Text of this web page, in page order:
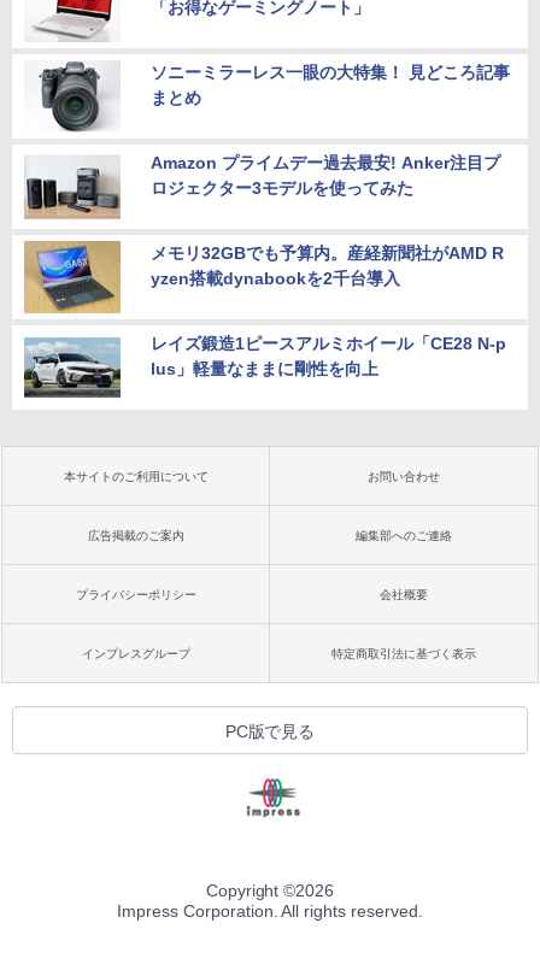
「お得なゲーミングノート」
ソニーミラーレス一眼の大特集！ 見どころ記事
まとめ
Amazon プライムデー過去最安! Anker注目プ
ロジェクター3モデルを使ってみた
メモリ32GBでも予算内。産経新聞社がAMD R
yzen搭載dynabookを2千台導入
レイズ鍛造1ピースアルミホイール「CE28 N-p
lus」軽量なままに剛性を向上
本サイトのご利用について お問い合わせ
広告掲載のご案内 編集部へのご連絡
プライバシーポリシー 会社概要
インプレスグループ 特定商取引法に基づく表示
PC版で見る
Copyright ©2026
Impress Corporation. All rights reserved.